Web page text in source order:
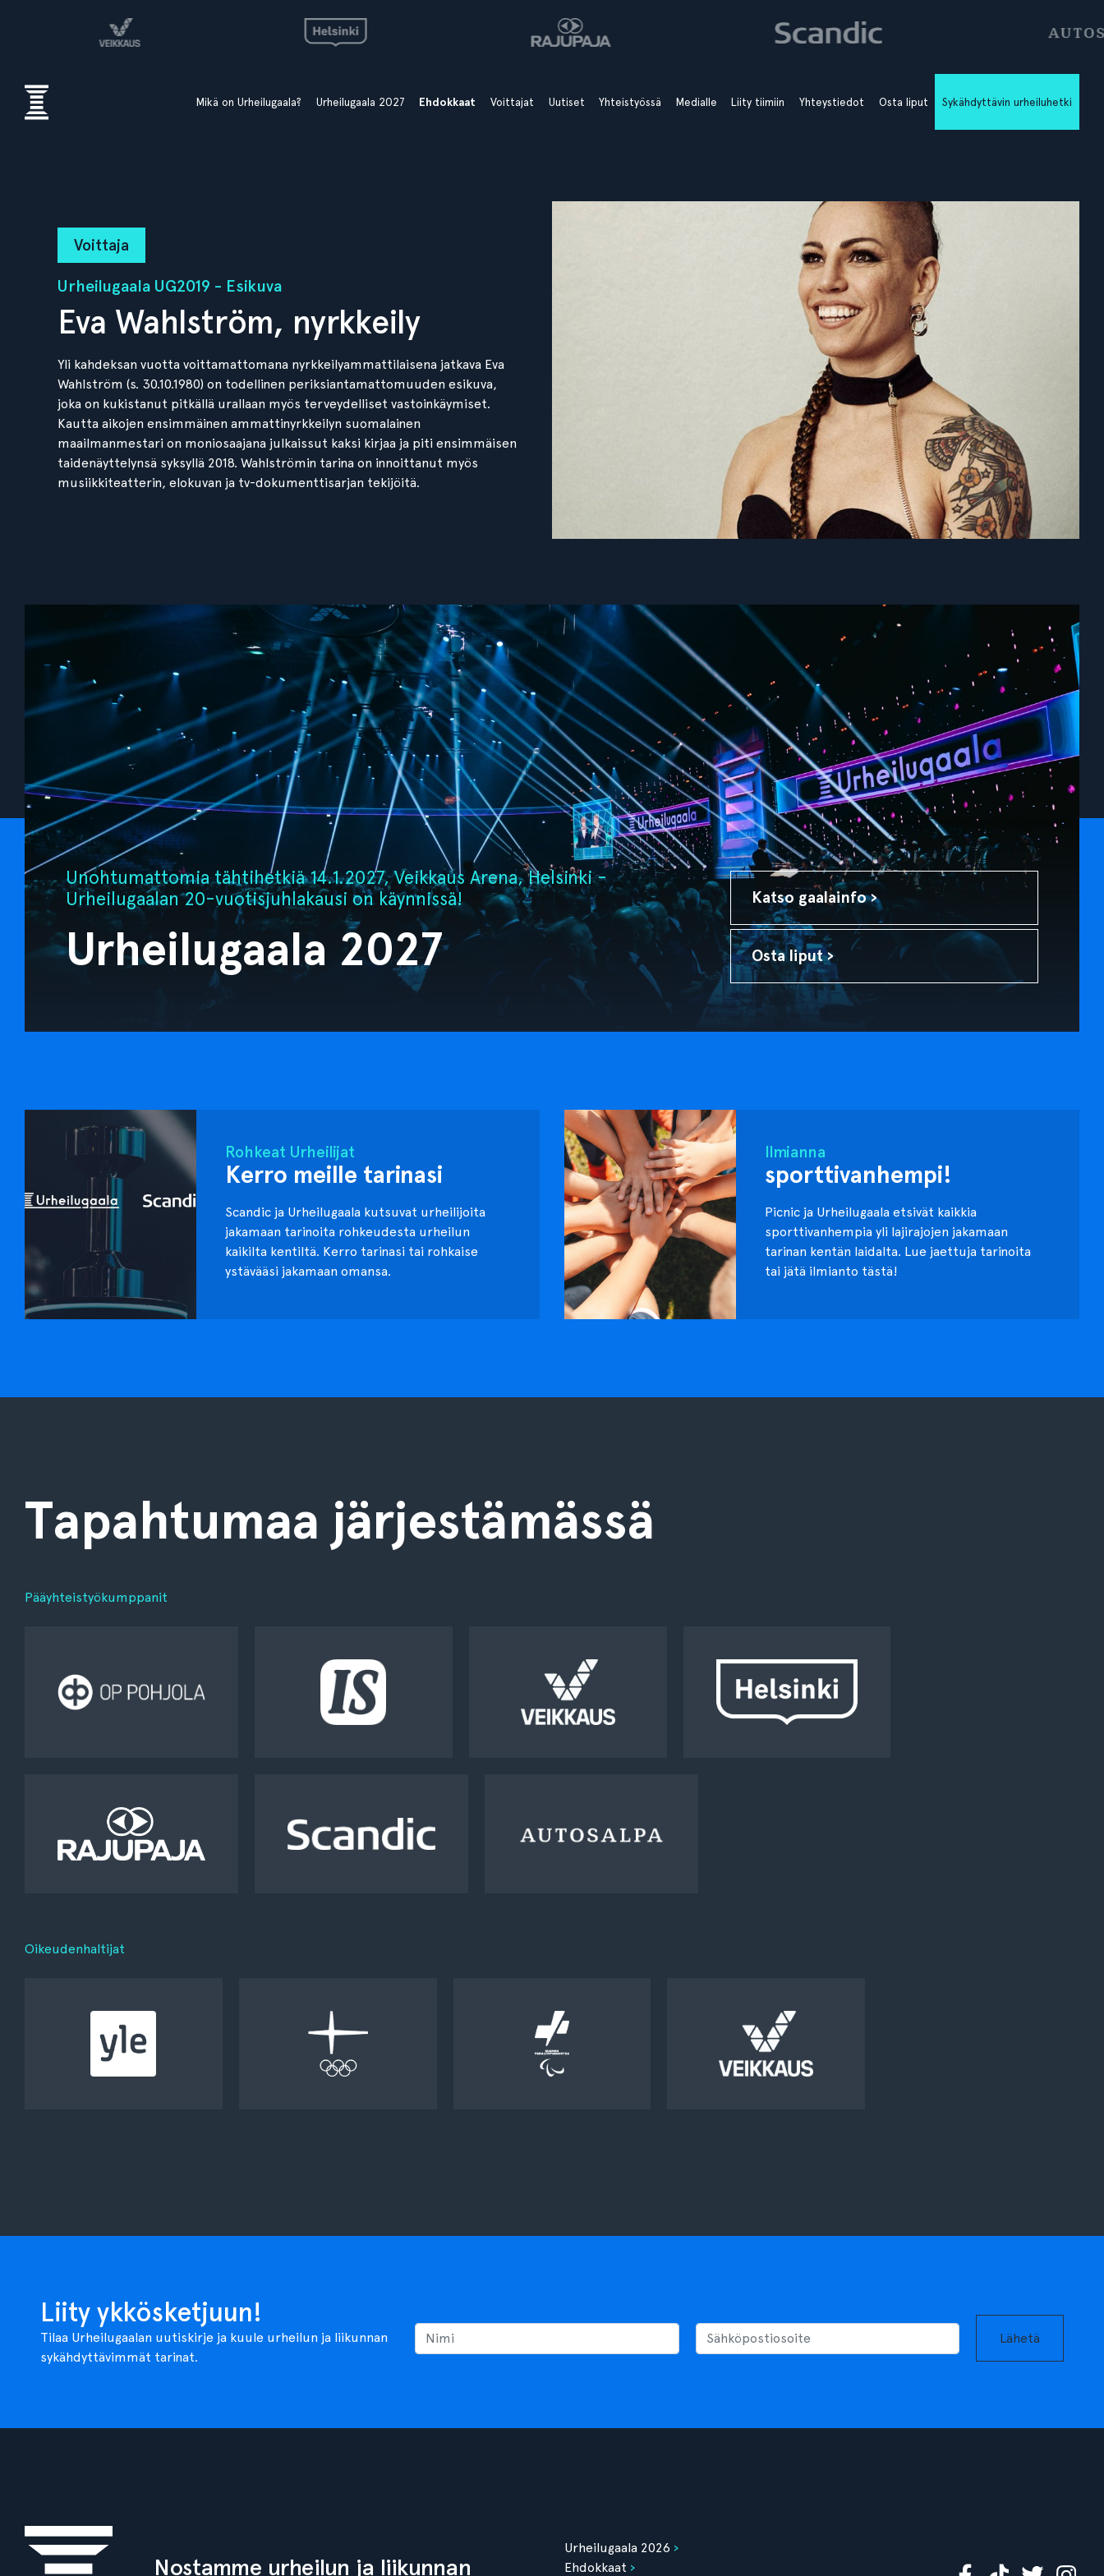
Mikä on Urheilugaala? Urheilugaala 2027 Ehdokkaat Voittajat Uutiset Yhteistyössä Medialle Liity tiimiin Yhteystiedot Osta liput Sykähdyttävin urheiluhetki
Voittaja
Urheilugaala UG2019 - Esikuva
Eva Wahlström, nyrkkeily
Yli kahdeksan vuotta voittamattomana nyrkkeilyammattilaisena jatkava Eva
Wahlström (s. 30.10.1980) on todellinen periksiantamattomuuden esikuva,
joka on kukistanut pitkällä urallaan myös terveydelliset vastoinkäymiset.
Kautta aikojen ensimmäinen ammattinyrkkeilyn suomalainen
maailmanmestari on moniosaajana julkaissut kaksi kirjaa ja piti ensimmäisen
taidenäyttelynsä syksyllä 2018. Wahlströmin tarina on innoittanut myös
musiikkiteatterin, elokuvan ja tv-dokumenttisarjan tekijöitä.
Unohtumattomia tähtihetkiä 14.1.2027, Veikkaus Arena, Helsinki -
Urheilugaalan 20-vuotisjuhlakausi on käynnissä!
Urheilugaala 2027
Katso gaalainfo ›
Osta liput ›
Rohkeat Urheilijat
Kerro meille tarinasi
Scandic ja Urheilugaala kutsuvat urheilijoita
jakamaan tarinoita rohkeudesta urheilun
kaikilta kentiltä. Kerro tarinasi tai rohkaise
ystävääsi jakamaan omansa.
Ilmianna
sporttivanhempi!
Picnic ja Urheilugaala etsivät kaikkia
sporttivanhempia yli lajirajojen jakamaan
tarinan kentän laidalta. Lue jaettuja tarinoita
tai jätä ilmianto tästä!
Tapahtumaa järjestämässä
Pääyhteistyökumppanit
Oikeudenhaltijat
Liity ykkösketjuun!
Tilaa Urheilugaalan uutiskirje ja kuule urheilun ja liikunnan
sykähdyttävimmät tarinat.
Lähetä
Nostamme urheilun ja liikunnan
Urheilugaala 2026
Ehdokkaat